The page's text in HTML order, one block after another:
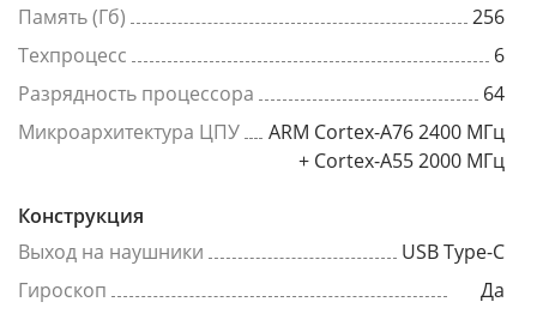
Память (Гб)
256
Техпроцесс
6
Разрядность процессора
64
Микроархитектура ЦПУ
ARM Cortex-A76 2400 МГц
+ Cortex-A55 2000 МГц
Конструкция
Выход на наушники
USB Type-C
Гироскоп
Да